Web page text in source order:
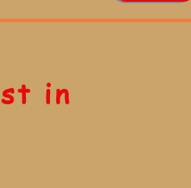
in